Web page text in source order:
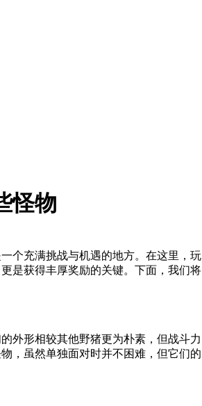
怪物
个充满挑战与机遇的地方。在这里，玩
是获得丰厚奖励的关键。下面，我们将
外形相较其他野猪更为朴素，但战斗力
，虽然单独面对时并不困难，但它们的